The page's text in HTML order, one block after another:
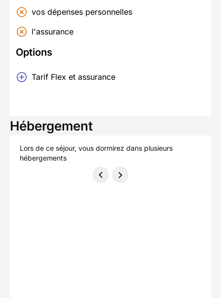
vos dépenses personnelles
l'assurance
Options
Tarif Flex et assurance
Hébergement
Lors de ce séjour, vous dormirez dans plusieurs
hébergements